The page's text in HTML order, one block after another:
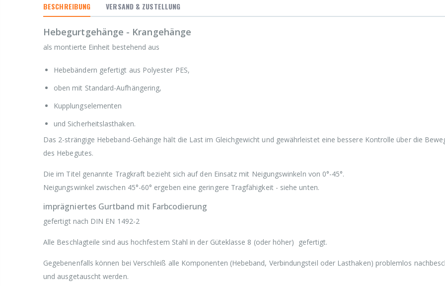
BESCHREIBUNG VERSAND & ZUSTELLUNG
Hebegurtgehänge - Krangehänge
als montierte Einheit bestehend aus
Hebebändern gefertigt aus Polyester PES,
oben mit Standard-Aufhängering,
Kupplungselementen
und Sicherheitslasthaken.
Das 2-strängige Hebeband-Gehänge hält die Last im Gleichgewicht und gewährleistet eine bessere Kontrolle über die
des Hebegutes.
Die im Titel genannte Tragkraft bezieht sich auf den Einsatz mit Neigungswinkeln von 0°-45°.
Neigungswinkel zwischen 45°-60° ergeben eine geringere Tragfähigkeit - siehe unten.
imprägniertes Gurtband mit Farbcodierung
gefertigt nach DIN EN 1492-2
Alle Beschlagteile sind aus hochfestem Stahl in der Güteklasse 8 (oder höher) gefertigt.
Gegebenenfalls können bei Verschleiß alle Komponenten (Hebeband, Verbindungsteil oder Lasthaken) problemlos
und ausgetauscht werden.